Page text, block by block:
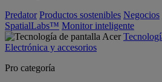
Predator Productos sostenibles Negocios
SpatialLabs™ Monitor inteligente
Electrónica y accesorios
Pro categoría